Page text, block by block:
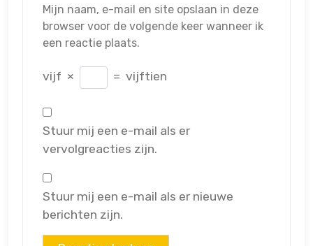
Mijn naam, e-mail en site opslaan in deze
browser voor de volgende keer wanneer ik
een reactie plaats.
vijf × = vijftien
Stuur mij een e-mail als er
vervolgreacties zijn.
Stuur mij een e-mail als er nieuwe
berichten zijn.